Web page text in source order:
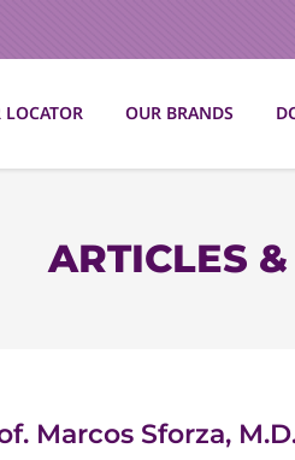
LOCATOR OUR BRANDS
ARTICLES
Marcos Sforza,